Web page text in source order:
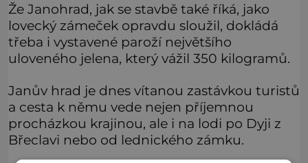
Že Janohrad, jak se stavbě také říká, jako
lovecký zámeček opravdu sloužil, dokládá
třeba i vystavené paroží největšího
uloveného jelena, který vážil 350 kilogramů.
Janův hrad je dnes vítanou zastávkou turistů
a cesta k němu vede nejen příjemnou
procházkou krajinou, ale i na lodi po Dyji z
Břeclavi nebo od lednického zámku.